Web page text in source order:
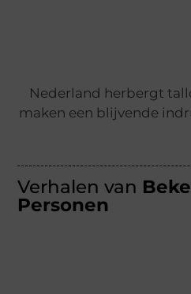
Nederland herbergt
maken een blijvende
Verhalen van
Personen